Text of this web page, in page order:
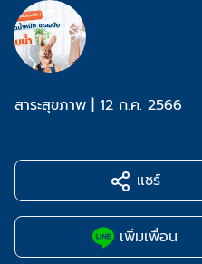
สาระสุขภาพ | 12 ก.ค. 2566
แชร์
เพิ่มเพื่อน